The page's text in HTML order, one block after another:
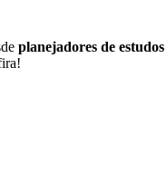
planejadores de estudos